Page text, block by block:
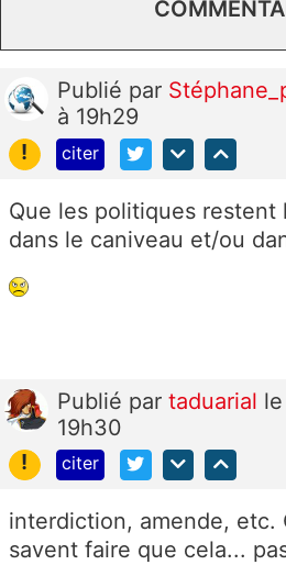
Publié par
à 19h29
!
citer
Que les politiques restent
dans le caniveau et/ou
Publié par taduarial
19h30
!
citer
interdiction, amende, etc.
savent faire que cela...